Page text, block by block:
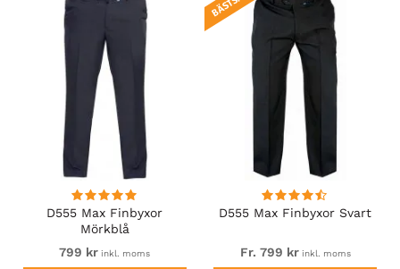
D555 Max Finbyxor
Mörkblå
799 kr inkl. moms
D555 Max Finbyxor Svart
Fr. 799 krinkl. moms